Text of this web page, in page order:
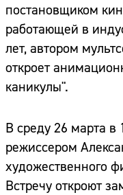
постановщиком
работающей в
лет, автором
откроет
каникулы".
В среду 26 марта в
режиссером
художественного
Встречу откроют